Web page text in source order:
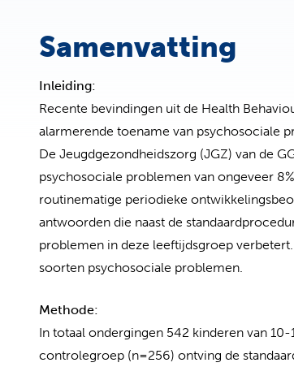
Samenvatting
Inleiding:
Recente bevindingen uit de Health
alarmerende toename van psychosociale
De Jeugdgezondheidszorg (JGZ) van de
psychosociale problemen van ongeveer
routinematige periodieke
antwoorden die naast de
problemen in deze leeftijdsgroep
soorten psychosociale problemen.
Methode:
In totaal ondergingen 542 kinderen van
controlegroep (n=256) ontving de